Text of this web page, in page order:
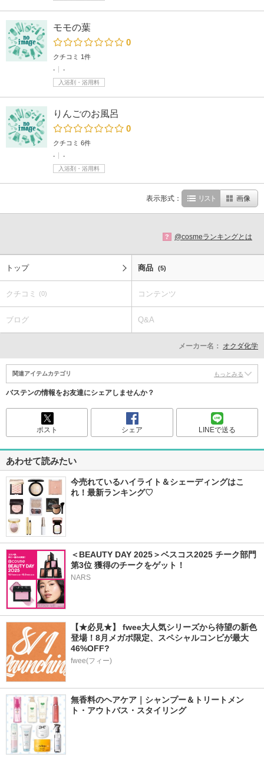
モモの葉
0
クチコミ 1件
-
-
入浴剤・浴用料
りんごのお風呂
0
クチコミ 6件
-
-
入浴剤・浴用料
表示形式： リスト 画像
? @cosmeランキングとは
トップ 商品 (5)
クチコミ (0) コンテンツ
ブログ Q&A
メーカー名： オクダ化学
関連アイテムカテゴリ もっとみる
バステンの情報をお友達にシェアしませんか？
ポスト シェア LINEで送る
あわせて読みたい
今売れているハイライト＆シェーディングはこ
れ！最新ランキング♡
＜BEAUTY DAY 2025＞ベスコス2025 チーク部門
第3位 獲得のチークをゲット！
NARS
【★必見★】 fwee大人気シリーズから待望の新色
登場！8月メガポ限定、スペシャルコンビが最大
46%OFF?
fwee(フィー)
無香料のヘアケア｜シャンプー＆トリートメン
ト・アウトバス・スタイリング